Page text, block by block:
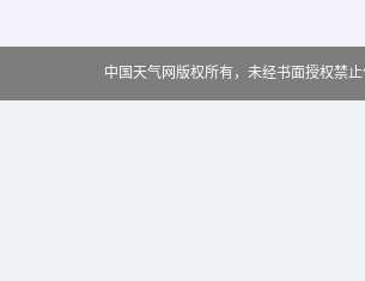
中国天气网版权所有，未经书面授权